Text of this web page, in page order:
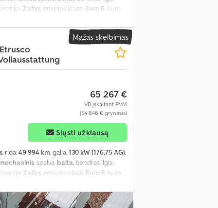
2 ašys, emisijos klasė: Euro 6, kuro
, Įranga:ABS,
elektroninė stabilumo programa (ESP),
pilna techninės priežiūros istorija,
viengulė lova, viengulės lovos, virtuvė
Mažas skelbimas
65 267 €
VB įskaitant PVM
(54 846 € grynasis)
Siųsti užklausą
, rida:49 994 km, galia:130 kW (176,75 AG),
mechaninis, spalva: balta, bendras ilgis:
2 ašys, emisijos klasė: Euro 6, kuro
, Įranga:ABS,
stabilumo programa (ESP),